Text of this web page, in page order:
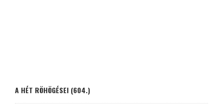
A HÉT RÖHÖGÉSEI (604.)